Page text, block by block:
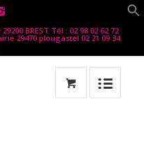
BREST Tél : 02 98 02 62 72
29470 plougastel 02 21 09 34